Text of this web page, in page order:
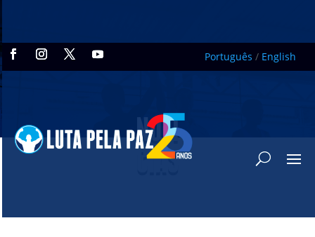
Português / English
NOTÍ
CIAS